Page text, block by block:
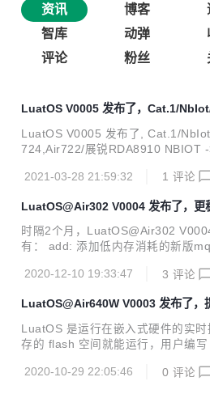
资讯 博客
智库
动弹
评论
粉丝
LuatOS V0005 发布了，Cat.1/
LuatOS V0005 发布了, Cat.1/
724,Air722/展锐RDA8910 NBIOT -
层设计 没有虚拟AT接口, 没有ril库,
超越AT的信仰, 绕过sdk的AT框架,
行的LuatOS engine. API调用更快
清晰, 扩展性更好 基于Lua 5.3, 支...
2021-03-28 21:59:32 1 评论
LuatOS@Air302 V0004 发布了，更
时隔2个月，LuatOS@Air302
有： add: 添加低内存消耗的新版
置方法, 详情看nbiot库的api add:
os设备跟踪服务的demo merge: 合
01120 update:ctiot默认启用UQ
断和上拉的bug fix: 在内存爆...
2020-12-10 19:33:47 3 评论
LuatOS@Air640W V0003 发布了，
两种模式的固件
LuatOS 是运行在嵌入式硬件的实
存的 flash 空间就能运行，用户编写
当前已支持多款NBIOT/WIFI/4G模
2020-10-29 22:05:46 0 评论